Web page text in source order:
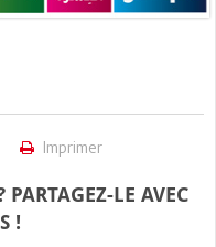
Imprimer
LE AVEC
!